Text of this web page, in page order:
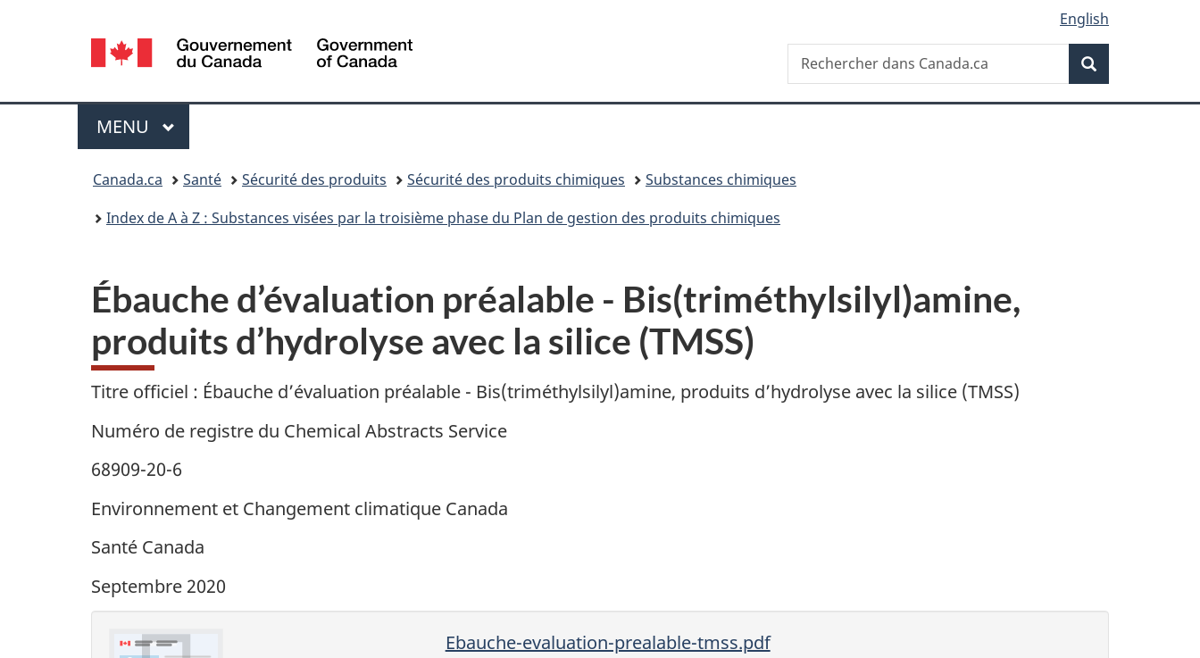
sujet
HTML
Sélection
de
la
langue
English
Canada
Recherche
Rechercher
dans
Menu
MENU PRINCIPAL
Canada.ca Santé Sécurité des produits Sécurité des produits chimiques
Substances chimiques
Index de A à Z : Substances visées par la troisième phase du Plan de gestion des produits chimiques
Ébauche d’évaluation préalable - Bis(triméthylsilyl)amine,
produits d’hydrolyse avec la silice (TMSS)
Titre officiel : Ébauche d’évaluation préalable - Bis(triméthylsilyl)amine, produits d’hydrolyse avec la silice (TMSS)
Numéro de registre du Chemical Abstracts Service
68909-20-6
Environnement et Changement climatique Canada
Santé Canada
Septembre 2020
Ebauche-evaluation-prealable-tmss.pdf